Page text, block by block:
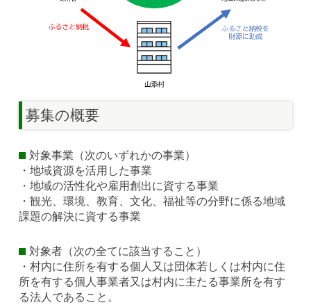
募集の概要
対象事業（次のいずれかの事業）
・地域資源を活用した事業
・地域の活性化や雇用創出に資する事業
・観光、環境、教育、文化、福祉等の分野に係る地域
課題の解決に資する事業
対象者（次の全てに該当すること）
・村内に住所を有する個人又は団体若しくは村内に住
所を有する個人事業者又は村内に主たる事業所を有す
る法人であること。